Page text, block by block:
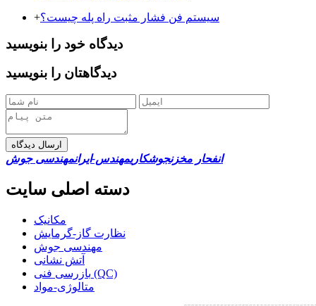
+سیستم فن فشار مثبت راه پله چیست؟
دیدگاه خود را بنویسید
دیدگاهتان را بنویسید
ارسال دیدگاه
انفحار مخزنجوشکاریمهندس-ایرانمهندسی جوش
دسته اصلی سایت
مکانیک
نظارت گاز-گرمایش
مهندسی جوش
آتش نشانی
بازرسی فنی (QC)
متالوژی-مواد